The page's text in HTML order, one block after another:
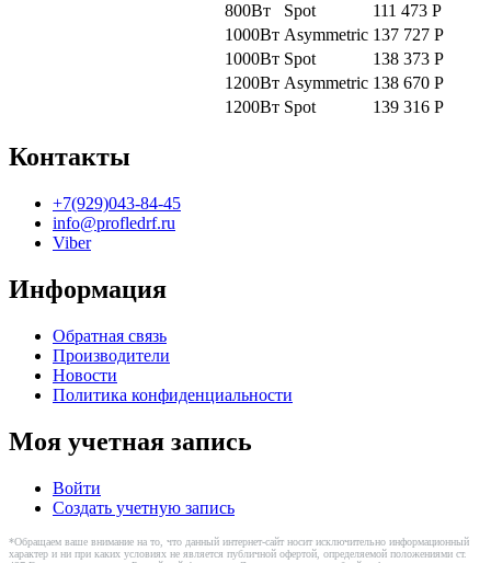
800Вт
Spot 111 473 Р
1000Вт Asymmetric 137 727 Р
1000Вт Spot 138 373 Р
1200Вт Asymmetric 138 670 Р
1200Вт Spot 139 316 Р
Контакты
+7(929)043-84-45
info@profledrf.ru
Viber
Информация
Обратная связь
Производители
Новости
Политика конфиденциальности
Моя учетная запись
Войти
Создать учетную запись
*Обращаем ваше внимание на то, что данный интернет-сайт носит исключительно информационный
характер и ни при каких условиях не является публичной офертой, определяемой положениями ст.